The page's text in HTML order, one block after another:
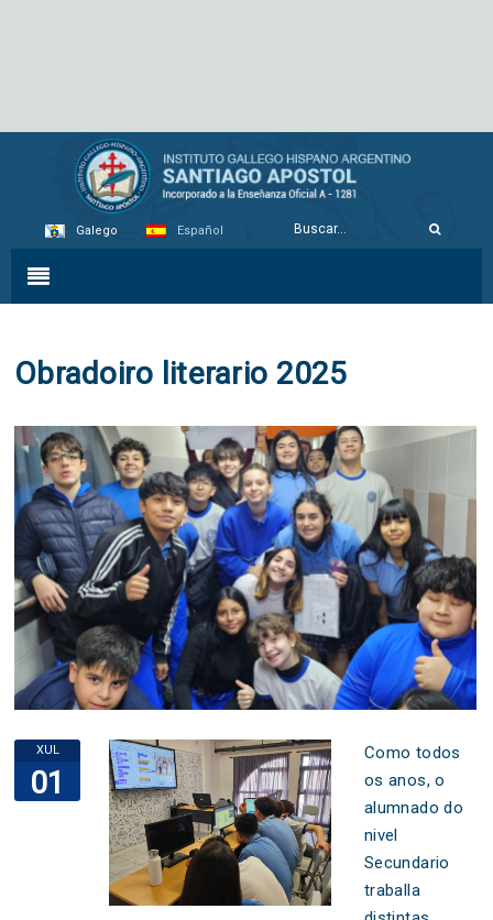
Galego Español
Obradoiro literario 2025
XUL
01
Como todos
os anos, o
alumnado do
nivel
Secundario
traballa